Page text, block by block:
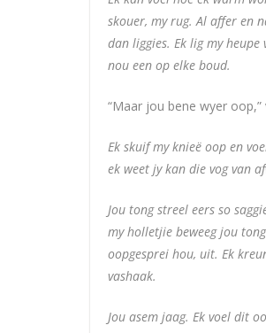
skouer, my rug. Al affer en
dan liggies. Ek lig my
nou een op elke boud.
“Maar jou bene wyer
Ek skuif my knieë oop en
ek weet jy kan die vog van
Jou tong streel eers so
my holletjie beweeg jou
oopgesprei hou, uit. Ek
vashaak.
Jou asem jaag. Ek voel dit